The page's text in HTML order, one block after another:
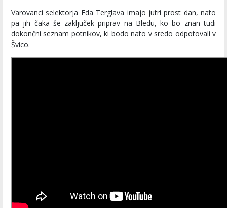
Varovanci selektorja Eda Terglava imajo jutri prost dan, nato
pa jih čaka še zaključek priprav na Bledu, ko bo znan tudi
dokončni seznam potnikov, ki bodo nato v sredo odpotovali v
Švico.